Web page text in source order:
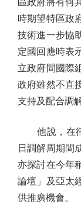
時期望特區政
技術進一步協
定國回應時表
立政府間國際
政府雖然不直
支持及配合調
他說，在律
日調解周期間
亦探討在今年
論壇」及亞太
供推廣機會。